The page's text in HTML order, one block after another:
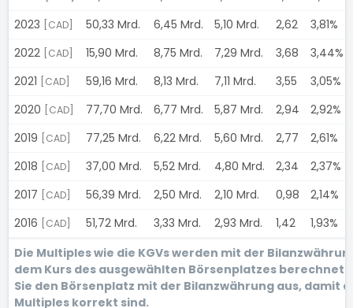
2023
[CAD] 50,33 Mrd. 6,45 Mrd. 5,10 Mrd. 2,62
3,81%
2022
[CAD] 15,90 Mrd. 8,75 Mrd. 7,29 Mrd. 3,68
3,44%
2021
[CAD] 59,16 Mrd. 8,13 Mrd. 7,11 Mrd. 3,55
3,05%
2020
[CAD] 77,70 Mrd. 6,77 Mrd. 5,87 Mrd. 2,94
2,92%
2019
[CAD] 77,25 Mrd. 6,22 Mrd. 5,60 Mrd. 2,77
2,61%
2018
[CAD] 37,00 Mrd. 5,52 Mrd. 4,80 Mrd. 2,34
2,37%
2017
[CAD] 56,39 Mrd. 2,50 Mrd. 2,10 Mrd. 0,98
2,14%
2016
[CAD] 51,72 Mrd. 3,33 Mrd. 2,93 Mrd. 1,42
1,93%
Die Multiples wie die KGVs werden mit der
dem Kurs des ausgewählten Börsenplatzes berechnet.
Sie den Börsenplatz mit der Bilanzwährung aus, damit
Multiples korrekt sind.